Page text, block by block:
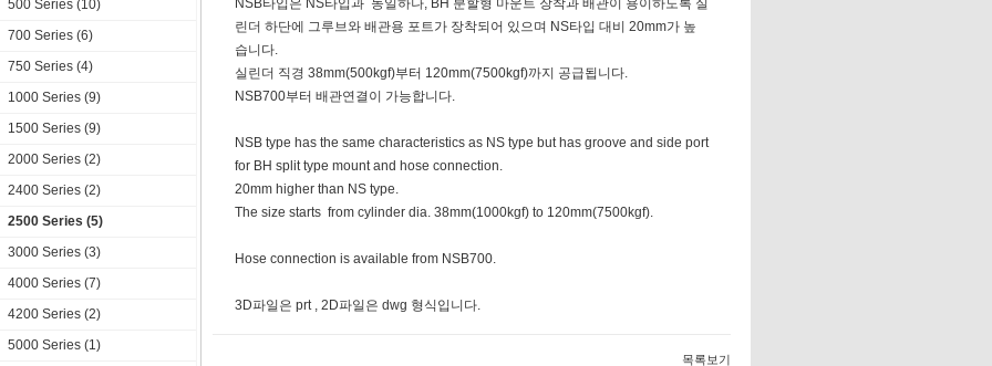
500 Series (10)
700 Series (6)
750 Series (4)
1000 Series (9)
1500 Series (9)
2000 Series (2)
2400 Series (2)
2500 Series (5)
3000 Series (3)
4000 Series (7)
4200 Series (2)
5000 Series (1)
NSB타입은 NS타입과 동일하나, BH 분할형 마운트 장착과 배관이 용이하도록 실
린더 하단에 그루브와 배관용 포트가 장착되어 있으며 NS타입 대비 20mm가 높
습니다.
실린더 직경 38mm(500kgf)부터 120mm(7500kgf)까지 공급됩니다.
NSB700부터 배관연결이 가능합니다.
NSB type has the same characteristics as NS type but has groove and side port
for BH split type mount and hose connection.
20mm higher than NS type.
The size starts from cylinder dia. 38mm(1000kgf) to 120mm(7500kgf).
Hose connection is available from NSB700.
3D파일은 prt , 2D파일은 dwg 형식입니다.
목록보기